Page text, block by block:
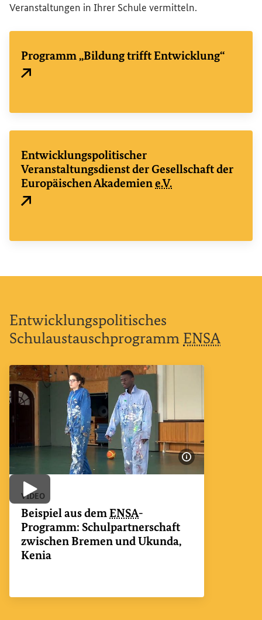
Veranstaltungen in Ihrer Schule vermitteln.
Programm „Bildung trifft Entwicklung“
Entwicklungspolitischer
Veranstaltungsdienst der Gesellschaft der
Europäischen Akademiene.V.
Entwicklungspolitisches
Schulaustauschprogramm ENSA
Video abspielen
VIDEO
Beispiel aus demENSA-
Programm: Schulpartnerschaft
zwischen Bremen und Ukunda,
Kenia